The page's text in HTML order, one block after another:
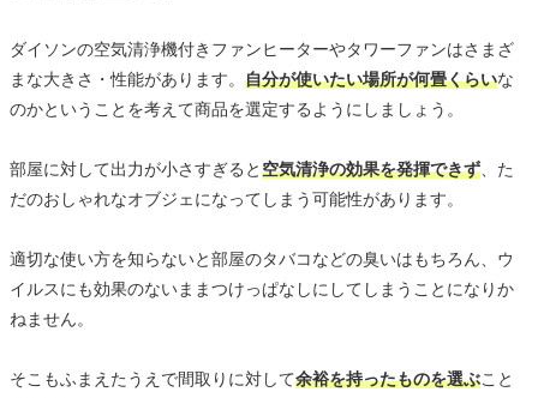
ダイソンの空気清浄機付きファンヒーターやタワーファンはさまざ
まな大きさ・性能があります。 自分が使いたい場所が何畳くらいな
のかということを考えて商品を選定するようにしましょう。
部屋に対して出力が小さすぎると空気清浄の効果を発揮できず、た
だのおしゃれなオブジェになってしまう可能性があります。
適切な使い方を知らないと部屋のタバコなどの臭いはもちろん、ウ
イルスにも効果のないままつけっぱなしにしてしまうことになりか
ねません。
そこもふまえたうえで間取りに対して余裕を持ったものを選ぶこと